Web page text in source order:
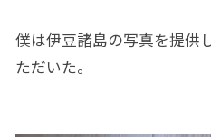
僕は伊豆諸島の写真を提供
ただいた。